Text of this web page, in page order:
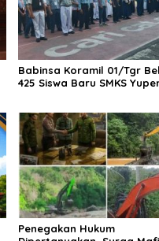
Babinsa Koramil 01/Tgr
425 Siswa Baru SMKS
Penegakan Hukum